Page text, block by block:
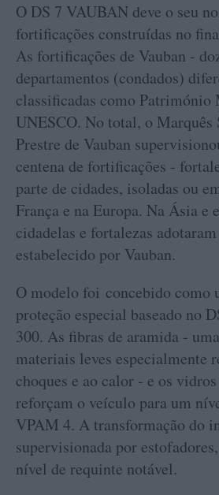
O DS 7 VAUBAN deve o seu
fortificações construídas no
As fortificações de Vauban -
departamentos (condados)
classificadas como Património
UNESCO. No total, o Marquês
Prestre de Vauban
centena de fortificações -
parte de cidades, isoladas ou
França e na Europa. Na Ásia e
cidadelas e fortalezas
estabelecido por Vauban.
O modelo foi concebido como
proteção especial baseado no
300. As fibras de aramida -
materiais leves especialmente
choques e ao calor - e os
reforçam o veículo para um
VPAM 4. A transformação do
supervisionada por
nível de requinte notável.